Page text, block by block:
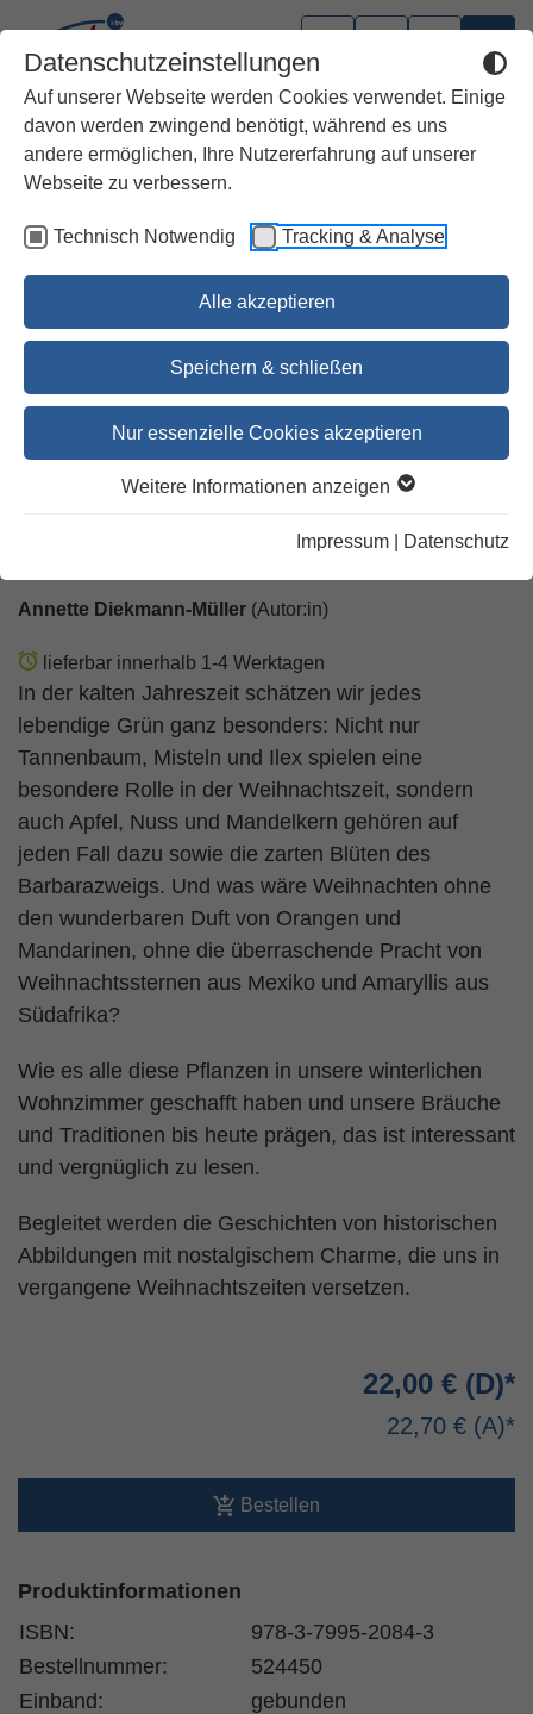
Datenschutzeinstellungen
Auf unserer Webseite werden Cookies verwendet. Einige
davon werden zwingend benötigt, während es uns
andere ermöglichen, Ihre Nutzererfahrung auf unserer
Webseite zu verbessern.
Technisch Notwendig Tracking & Analyse
Alle akzeptieren
Speichern & schließen
Nur essenzielle Cookies akzeptieren
Weitere Informationen anzeigen
Impressum Datenschutz
Tannenbaum und Mistelzweig
Annette Diekmann-Müller (Autor:in)
lieferbar innerhalb 1-4 Werktagen
In der kalten Jahreszeit schätzen wir jedes
lebendige Grün ganz besonders: Nicht nur
Tannenbaum, Misteln und Ilex spielen eine
besondere Rolle in der Weihnachtszeit, sondern
auch Apfel, Nuss und Mandelkern gehören auf
jeden Fall dazu sowie die zarten Blüten des
Barbarazweigs. Und was wäre Weihnachten ohne
den wunderbaren Duft von Orangen und
Mandarinen, ohne die überraschende Pracht von
Weihnachtssternen aus Mexiko und Amaryllis aus
Südafrika?
Wie es alle diese Pflanzen in unsere winterlichen
Wohnzimmer geschafft haben und unsere Bräuche
und Traditionen bis heute prägen, das ist interessant
und vergnüglich zu lesen.
Begleitet werden die Geschichten von historischen
Abbildungen mit nostalgischem Charme, die uns in
vergangene Weihnachtszeiten versetzen.
22,00 €
22,70 €
Bestellen
Produktinformationen
ISBN:
978-3-7995-2084-3
Bestellnummer:
524450
Einband:
gebunden